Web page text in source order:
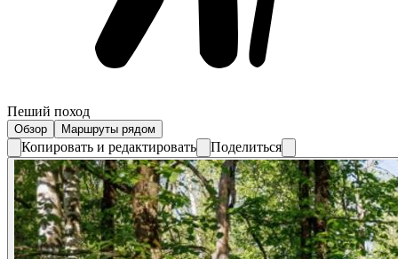
Пеший поход
Обзор Маршруты рядом
Копировать и редактировать Поделиться